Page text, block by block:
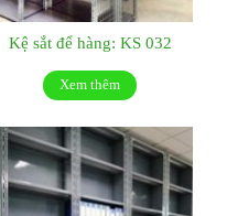
Kệ sắt để hàng: KS 032
Xem thêm